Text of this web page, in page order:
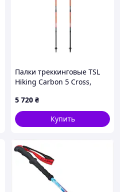
Палки треккинговые TSL
Hiking Carbon 5 Cross,
5 720 ₴
Купить